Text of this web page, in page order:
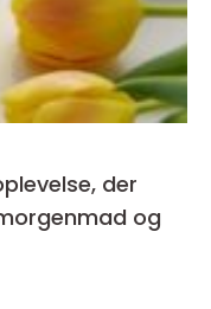
der
og